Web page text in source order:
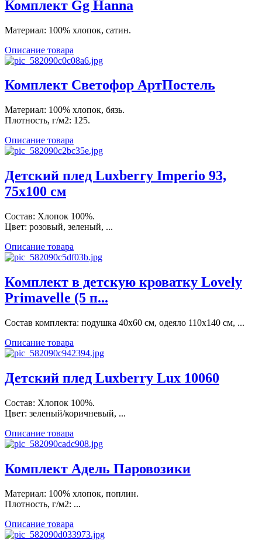
Комплект Gg Hanna
Материал: 100% хлопок, сатин.
Описание товара
Комплект Светофор АртПостель
Материал: 100% хлопок, бязь.
Плотность, г/м2: 125.
Описание товара
Детский плед Luxberry Imperio 93,
75х100 см
Состав: Хлопок 100%.
Цвет: розовый, зеленый, ...
Описание товара
Кoмплект в детскую кроватку Lovely
Primavelle (5 п...
Состав комплекта: подушка 40х60 см, одеяло 110х140 см, ...
Описание товара
Детский плед Luxberry Lux 10060
Состав: Хлопок 100%.
Цвет: зеленый/коричневый, ...
Описание товара
Комплект Адель Паровозики
Материал: 100% хлопок, поплин.
Плотность, г/м2: ...
Описание товара